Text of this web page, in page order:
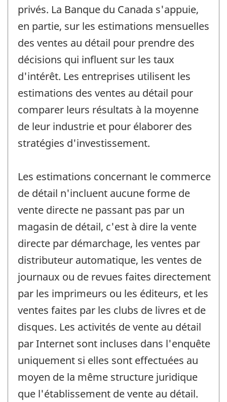
privés. La Banque du Canada s'appuie,
en partie, sur les estimations mensuelles
des ventes au détail pour prendre des
décisions qui influent sur les taux
d'intérêt. Les entreprises utilisent les
estimations des ventes au détail pour
comparer leurs résultats à la moyenne
de leur industrie et pour élaborer des
stratégies d'investissement.
Les estimations concernant le commerce
de détail n'incluent aucune forme de
vente directe ne passant pas par un
magasin de détail, c'est à dire la vente
directe par démarchage, les ventes par
distributeur automatique, les ventes de
journaux ou de revues faites directement
par les imprimeurs ou les éditeurs, et les
ventes faites par les clubs de livres et de
disques. Les activités de vente au détail
par Internet sont incluses dans l'enquête
uniquement si elles sont effectuées au
moyen de la même structure juridique
que l'établissement de vente au détail.